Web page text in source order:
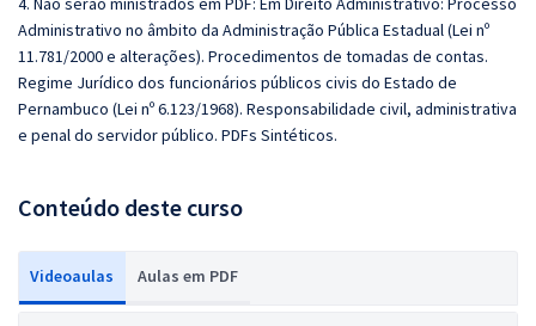
Administrativo no âmbito da Administração Pública Estadual (Lei nº
11.781/2000 e alterações). Procedimentos de tomadas de contas.
Regime Jurídico dos funcionários públicos civis do Estado de
Pernambuco (Lei nº 6.123/1968). Responsabilidade civil, administrativa
e penal do servidor público. PDFs Sintéticos.
Conteúdo deste curso
Videoaulas Aulas em PDF